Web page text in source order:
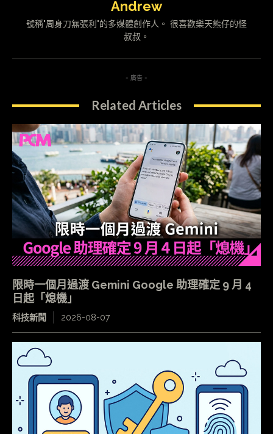
Andrew
號稱"周身刀無張利"的多媒體創作人。 很喜歡樂天熊仔的怪
叔叔。
- 廣告 -
Related Articles
限時一個月過渡 Gemini Google 助理確定 9 月 4
日起「熄機」
科技新聞 2026-08-07